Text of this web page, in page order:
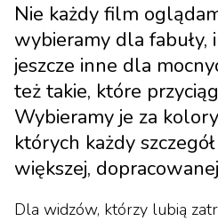
Nie każdy film
wybieramy dla
jeszcze inne dla
też takie, które
Wybieramy je za
których każdy
większej,
Dla widzów, którzy lubią